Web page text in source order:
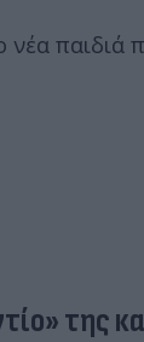
νέα παιδιά
της